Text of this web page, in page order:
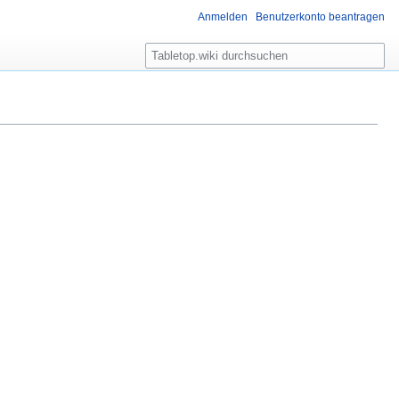
Anmelden Benutzerkonto beantragen
S
u
e